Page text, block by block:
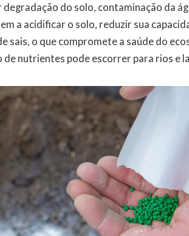
do solo, contaminação da
a acidificar o solo, reduzir sua
sais, o que compromete a saúde do
de nutrientes pode escorrer para rios e